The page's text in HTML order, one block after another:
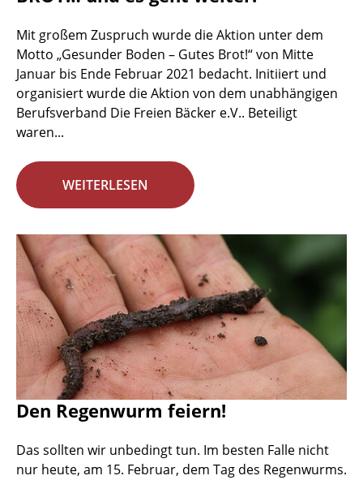
Mit großem Zuspruch wurde die Aktion unter dem
Motto „Gesunder Boden – Gutes Brot!“ von Mitte
Januar bis Ende Februar 2021 bedacht. Initiiert und
organisiert wurde die Aktion von dem unabhängigen
Berufsverband Die Freien Bäcker e.V.. Beteiligt
waren...
WEITERLESEN
Den Regenwurm feiern!
Das sollten wir unbedingt tun. Im besten Falle nicht
nur heute, am 15. Februar, dem Tag des Regenwurms.